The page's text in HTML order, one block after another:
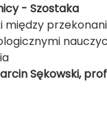
- Szostaka
między
Sękowski,